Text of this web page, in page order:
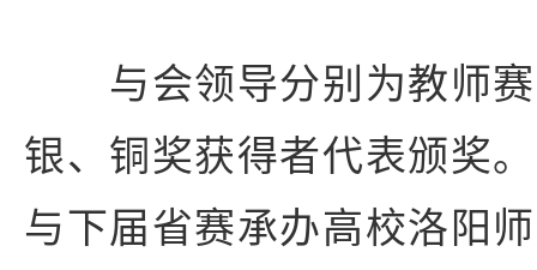
与会领导分别为教师赛
银、铜奖获得者代表颁奖
与下届省赛承办高校洛阳